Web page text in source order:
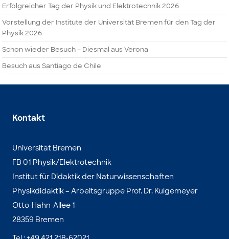
Erfolgreicher Tag der Physik und Elektrotechnik 2026
Vorstellung der Institute der Universität Bremen für den Tag der
Physik 2026
Schon wieder Besuch – Diesmal aus Verona
Besuch aus Santiago de Chile
Kontakt
Universität Bremen
FB 01 Physik/Elektrotechnik
Institut für Didaktik der Naturwissenschaften
Physikdidaktik – Arbeitsgruppe Prof. Dr. Kulgemeyer
Otto-Hahn-Allee 1
28359 Bremen